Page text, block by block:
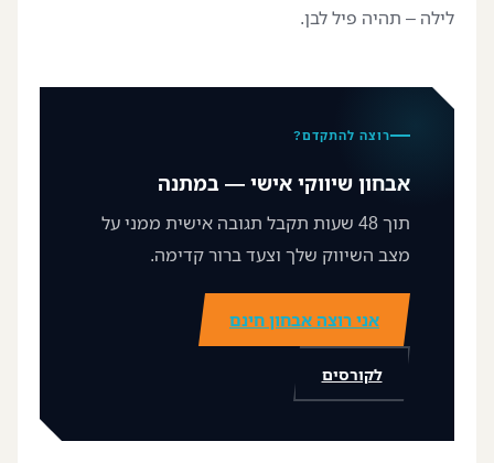
לילה – תהיה פיל לבן.
רוצה להתקדם?
אבחון שיווקי אישי — במתנה
תוך 48 שעות תקבל תגובה אישית ממני על
מצב השיווק שלך וצעד ברור קדימה.
אני רוצה אבחון חינם
לקורסים